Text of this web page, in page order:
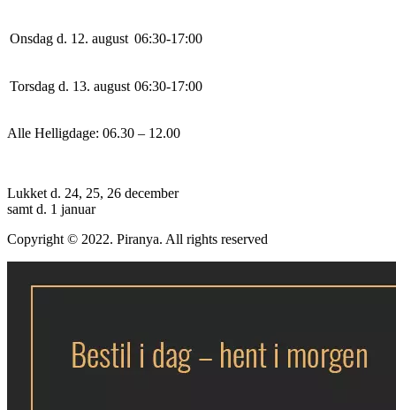
Onsdag d. 12. august 06:30-17:00
Torsdag d. 13. august 06:30-17:00
Alle Helligdage: 06.30 – 12.00
Lukket d. 24, 25, 26 december
samt d. 1 januar
Copyright © 2022. Piranya. All rights reserved